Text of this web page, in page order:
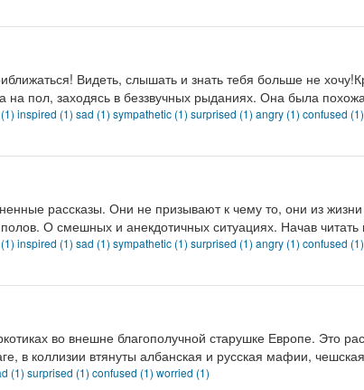
Видеть, слышать и знать тебя больше не
на пол, заходясь в беззвучных рыданиях. Она была
inspired (1) sad (1) sympathetic (1) surprised (1) angry (1) confused (1)
рассказы. Они не призывают к чему то, они из
О смешных и анекдотичных ситуациях. Начав читать
inspired (1) sad (1) sympathetic (1) surprised (1) angry (1) confused (1)
во внешне благополучной старушке Европе. Это
в коллизии втянуты албанская и русская мафии,
(1) surprised (1) confused (1) worried (1)